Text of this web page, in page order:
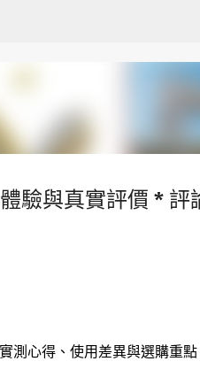
驗與真實評價 * 評
測心得、使用差異與選購重